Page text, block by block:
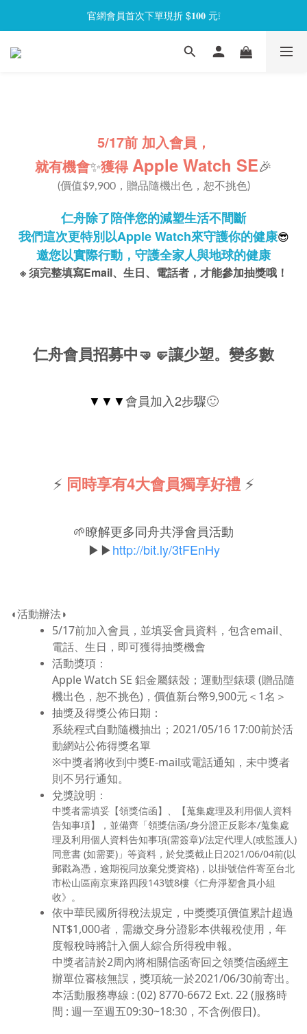
官網會員首次下單現折 $𝟏𝟎𝟎 元❕
官網會員首次下單現折 $𝟏𝟎𝟎 元❕
【限時回饋】小海龜矽密盒最低 𝟱𝟴 折起
5/17前 加入會員，
就有機會✨獲得Apple Watch SE🎉
(價值$9,900，贈品隨機出色，恕不挑色)
仁舟除了陪伴您的減塑生活不間斷
我們這次更特別以Apple Watch來守護你的健康😎
邀您以實際行動，守護全家人與地球的健康
※ 須完整填寫Email、生日、電話者，才能參加抽獎哦！
仁舟會員招募中🤜🤛讓少塑。變多數
▼▼▼會員加入2步驟🙂
⚡ 同時享有4大會員獨享好禮 ⚡
🌱瞭解更多同舟共淨會員活動
▶▶http://bit.ly/3tFEnHy
◖活動辦法◗
5/17前加入會員，並填妥會員資料，包含email、
電話、生日，即可獲得抽獎機會
活動獎項：
Apple Watch SE 鋁金屬錶殼；運動型錶環 (贈品隨
機出色，恕不挑色)，價值新台幣9,900元＜1名＞
抽獎及得獎公佈日期：
系統程式自動隨機抽出；2021/05/16 17:00前於活
動網站公佈得獎名單
※中獎者將收到中獎E-mail或電話通知，未中獎者
則不另行通知。
兌獎說明：
中獎者需填妥【領獎信函】、【蒐集處理及利用個人資料
告知事項】，並備齊「領獎信函/身分證正反影本/蒐集處
理及利用個人資料告知事項(需簽章)/法定代理人(或監護人)
同意書 (如需要)」等資料，於兌獎截止日2021/06/04前(以
郵戳為憑，逾期視同放棄兌獎資格)，以掛號信件寄至台北
市松山區南京東路四段143號8樓《仁舟淨塑會員小組
收》。
依中華民國所得稅法規定，中獎獎項價值累計超過
NT$1,000者，需繳交身分證影本供報稅使用，年
度報稅時將計入個人綜合所得稅申報。
中獎者請於2周內將相關信函寄回之領獎信函經主
辦單位審核無誤，獎項統一於2021/06/30前寄出。
本活動服務專線 : (02) 8770-6672 Ext. 22 (服務時
間 : 週一至週五09:30~18:30，不含例假日)。